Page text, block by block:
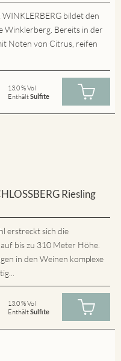
WINKLERBERG bildet den
Winklerberg. Bereits in der
Noten von Citrus, reifen
13.0 % Vol
EnthältSulfite
Riesling
erstreckt sich die
auf bis zu 310 Meter Höhe.
in den Weinen komplexe
13.0 % Vol
EnthältSulfite